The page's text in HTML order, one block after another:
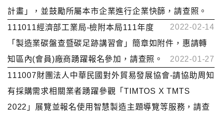
計畫」，並鼓勵所屬本市企業進行企業快篩，請查照。
2022-02-14
111011經濟部工業局-檢附本局111年度
「製造業碳盤查暨碳足跡講習會」簡章如附件，惠請轉
知區內(會員)廠商踴躍報名參加，請查照。
2022-01-27
111007財團法人中華民國對外貿易發展協會-請協助周知
有採購需求相關業者踴躍參觀「TIMTOS X TMTS
2022」展覽並報名使用智慧製造主題導覽等服務，請查